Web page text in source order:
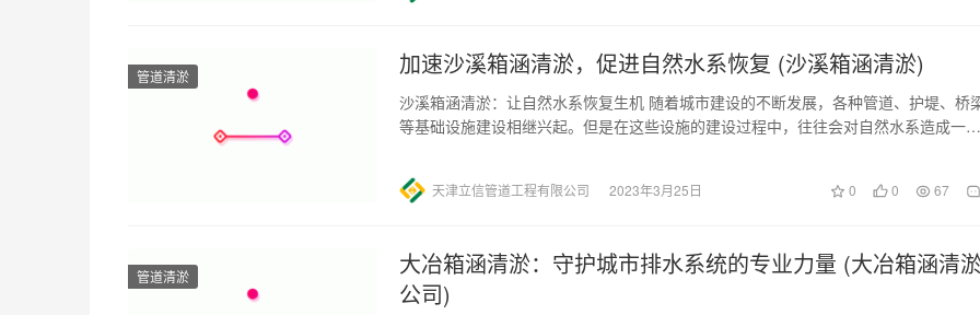
管道清淤 加速沙溪箱涵清淤，促进自然水系恢复 (沙溪箱涵清淤)
沙溪箱涵清淤：让自然水系恢复生机 随着城市建设的不断发展，各种管道、护堤、桥
等基础设施建设相继兴起。但是在这些设施的建设过程中，往往会对自然水系造成一定
天津立信管道工程有限公司 2023年3月25日 0 0 67
管道清淤
大冶箱涵清淤：守护城市排水系统的专业力量 (大冶箱涵清淤
公司)